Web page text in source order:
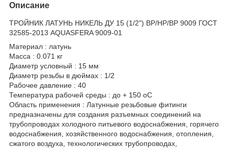
Описание
ТРОЙНИК ЛАТУНЬ НИКЕЛЬ ДУ 15 (1/2") ВР/НР/ВР 9009 ГОСТ
32585-2013 AQUASFERA 9009-01
Материал : латунь
Масса : 0.071 кг
Диаметр условный : 15 мм
Диаметр резьбы в дюймах : 1/2
Рабочее давление : 40
Температура рабочей среды : до + 150 оС
Область применения : Латунные резьбовые фитинги
предназначены для создания разъемных соединений на
трубопроводах холодного питьевого водоснабжения, горячего
водоснабжения, хозяйственного водоснабжения, отопления,
сжатого воздуха, технологических трубопроводах,